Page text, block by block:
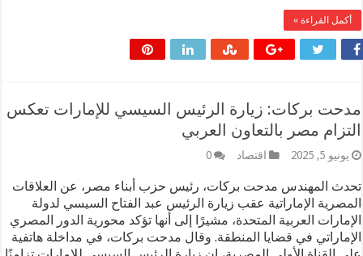
القراءة »
بركات: زيارة الرئيس السيسي للإمارات تعكس
مصر بالتعاون العربي
5, 2025 اقتصاد 0
المهندس مدحت بركات، رئيس حزب أبناء مصر، عن العلاقات
الإماراتية عقب زيارة الرئيس عبد الفتاح السيسي لدولة
العربية المتحدة، مشيرًا إلى أنها تؤكد محورية الدور المصري
في قضايا المنطقة. وقال مدحت بركات، في مداخلة هاتفية